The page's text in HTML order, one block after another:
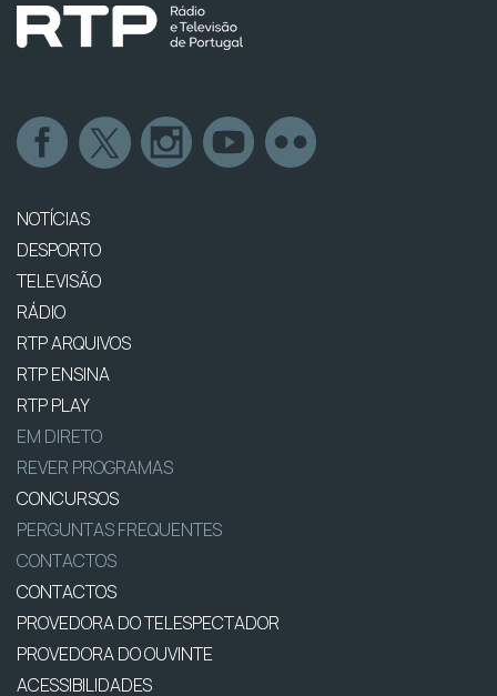
NOTÍCIAS
DESPORTO
TELEVISÃO
RÁDIO
RTP ARQUIVOS
RTP ENSINA
RTP PLAY
EM DIRETO
REVER PROGRAMAS
CONCURSOS
PERGUNTAS FREQUENTES
CONTACTOS
CONTACTOS
PROVEDORA DO TELESPECTADOR
PROVEDORA DO OUVINTE
ACESSIBILIDADES